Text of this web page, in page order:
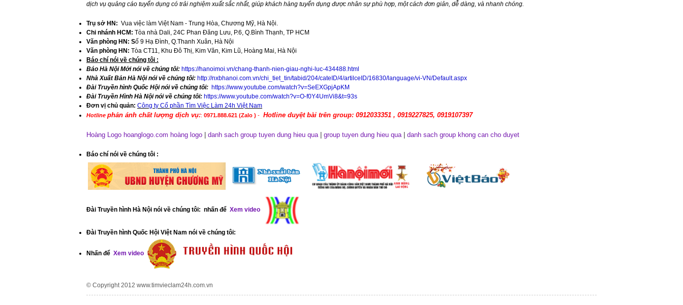
dịch vụ quảng cáo tuyển dụng có trải nghiệm xuất sắc nhất, giúp khách hàng tuyển dụng được nhân sự phù hợp, một cách đơn giản, dễ dàng, và nhanh chóng.
Trụ sở HN: Vua việc làm Việt Nam - Trung Hòa, Chương Mỹ, Hà Nội.
Chi nhánh HCM: Tòa nhà Dali, 24C Phan Đăng Lưu, P.6, Q.Bình Thạnh, TP HCM
Văn phòng HN: Số 9 Hạ Đình, Q.Thanh Xuân, Hà Nội
Văn phòng HN: Tòa CT11, Khu Đô Thị, Kim Văn, Kim Lũ, Hoàng Mai, Hà Nội
​Báo chí nói về chúng tôi :
Báo Hà Nội Mới nói về chúng tôi: https://hanoimoi.vn/chang-thanh-nien-giau-nghi-luc-434488.html
Nhà Xuất Bản Hà Nội nói về chúng tôi: http://nxbhanoi.com.vn/chi_tiet_tin/tabid/204/cateID/4/artilceID/16830/language/vi-VN/Default.aspx
Đài Truyền hình Quốc Hội nói về chúng tôi: https://www.youtube.com/watch?v=SeEXGpjApKM
Đài Truyền Hình Hà Nội nói về chúng tôi: https://www.youtube.com/watch?v=O-f0Y4UmVi8&t=93s
Đơn vị chủ quản: Công ty Cổ phần Tìm Việc Làm 24h Việt Nam
Hotline phản ánh chất lượng dịch vụ:: 0971.888.621 (Zalo ) - Hotline duyệt bài trên group: 0912033351 , 0919227825, 0919107397
Hoàng Logo hoanglogo.com hoàng logo danh sach group tuyen dung hieu qua| group tuyen dung hieu qua| danh sach group khong can cho duyet
​Báo chí nói về chúng tôi :
Đài Truyền hình Hà Nội nói về chúng tôi: nhấn để Xem video
Đài Truyền hình Quốc Hội Việt Nam nói về chúng tôi:
Nhấn để Xem video
© Copyright 2012 www.timvieclam24h.com.vn